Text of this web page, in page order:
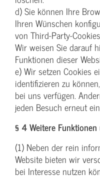
d) Sie können Ihre
Ihren Wünschen
von Third-Party-
Wir weisen Sie darauf
Funktionen dieser
e) Wir setzen Cookies
identifizieren zu
bei uns verfügen.
jeden Besuch erneut
§ 4 Weitere
(1) Neben der rein
Website bieten wir
bei Interesse nutzen